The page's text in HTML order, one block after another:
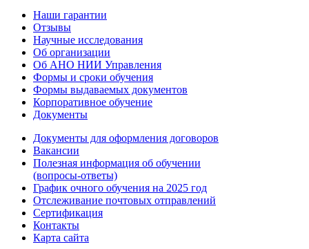
Наши гарантии
Отзывы
Научные исследования
Об организации
Об АНО НИИ Управления
Формы и сроки обучения
Формы выдаваемых документов
Корпоративное обучение
Документы
Документы для оформления договоров
Вакансии
Полезная информация об обучении
(вопросы-ответы)
График очного обучения на 2025 год
Отслеживание почтовых отправлений
Сертификация
Контакты
Карта сайта